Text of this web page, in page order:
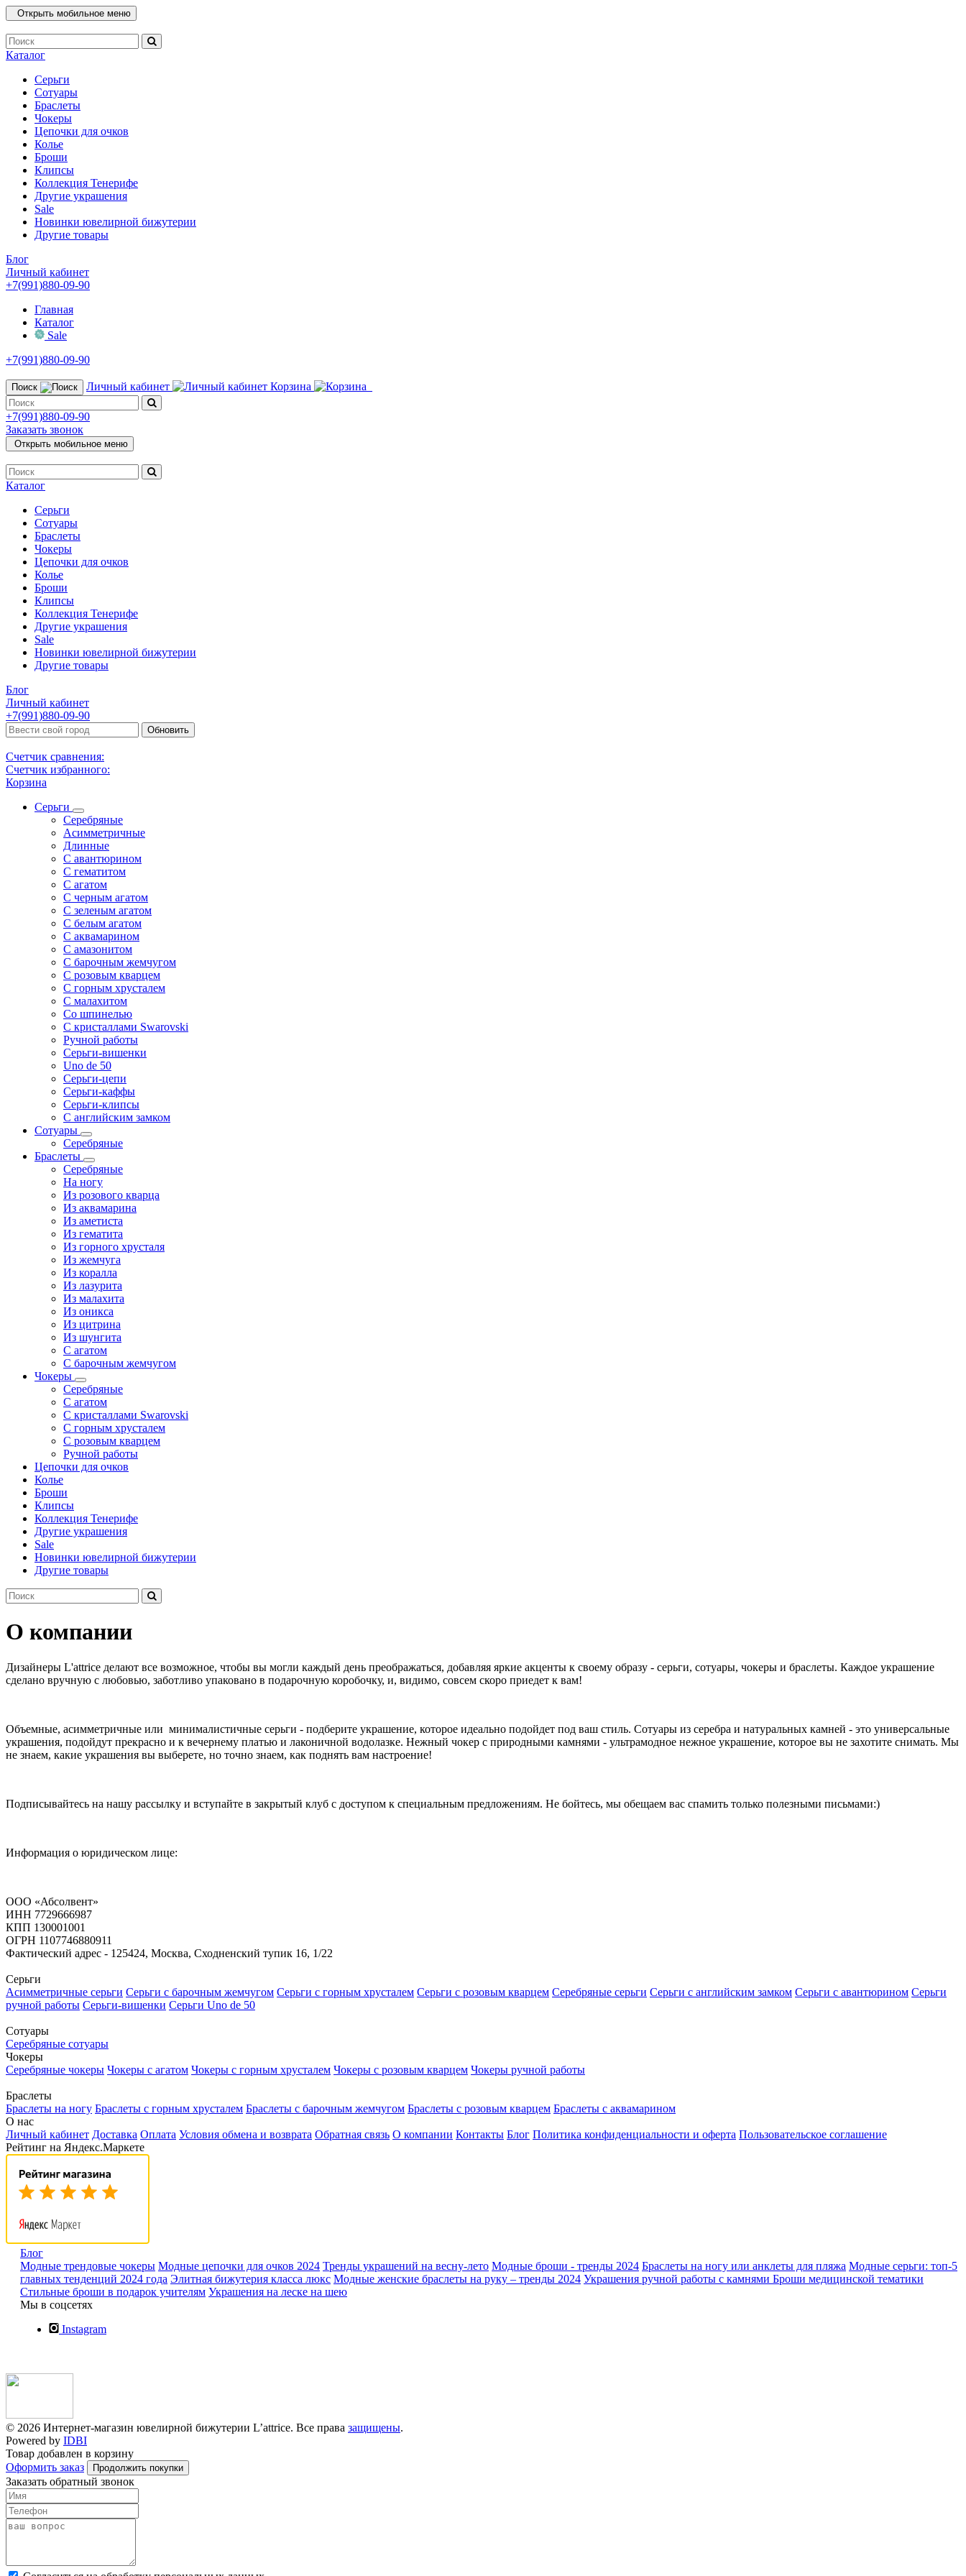
Открыть мобильное меню
Каталог
Серьги
Сотуары
Браслеты
Чокеры
Цепочки для очков
Колье
Броши
Клипсы
Коллекция Тенерифе
Другие украшения
Sale
Новинки ювелирной бижутерии
Другие товары
Блог
Личный кабинет
+7(991)880-09-90
Главная
Каталог
Sale
+7(991)880-09-90
Поиск Личный кабинет Корзина
+7(991)880-09-90
Заказать звонок
Открыть мобильное меню
Каталог
Серьги
Сотуары
Браслеты
Чокеры
Цепочки для очков
Колье
Броши
Клипсы
Коллекция Тенерифе
Другие украшения
Sale
Новинки ювелирной бижутерии
Другие товары
Блог
Личный кабинет
+7(991)880-09-90
Обновить
Счетчик сравнения:
Счетчик избранного:
Корзина
Серьги
Серебряные
Асимметричные
Длинные
С авантюрином
С гематитом
С агатом
С черным агатом
С зеленым агатом
С белым агатом
С аквамарином
С амазонитом
С барочным жемчугом
С розовым кварцем
С горным хрусталем
С малахитом
Со шпинелью
С кристаллами Swarovski
Ручной работы
Серьги-вишенки
Uno de 50
Серьги-цепи
Серьги-каффы
Серьги-клипсы
С английским замком
Сотуары
Серебряные
Браслеты
Серебряные
На ногу
Из розового кварца
Из аквамарина
Из аметиста
Из гематита
Из горного хрусталя
Из жемчуга
Из коралла
Из лазурита
Из малахита
Из оникса
Из цитрина
Из шунгита
С агатом
С барочным жемчугом
Чокеры
Серебряные
С агатом
С кристаллами Swarovski
С горным хрусталем
С розовым кварцем
Ручной работы
Цепочки для очков
Колье
Броши
Клипсы
Коллекция Тенерифе
Другие украшения
Sale
Новинки ювелирной бижутерии
Другие товары
О компании
Дизайнеры L'attrice делают все возможное, чтобы вы могли каждый день преображаться, добавляя яркие акценты к своему образу - серьги, сотуары, чокеры и браслеты. Каждое украшение
сделано вручную с любовью, заботливо упаковано в подарочную коробочку, и, видимо, совсем скоро приедет к вам!
Объемные, асимметричные или минималистичные серьги - подберите украшение, которое идеально подойдет под ваш стиль. Сотуары из серебра и натуральных камней - это универсальные
украшения, подойдут прекрасно и к вечернему платью и лаконичной водолазке. Нежный чокер с природными камнями - ультрамодное нежное украшение, которое вы не захотите снимать. Мы
не знаем, какие украшения вы выберете, но точно знаем, как поднять вам настроение!
Подписывайтесь на нашу рассылку и вступайте в закрытый клуб с доступом к специальным предложениям. Не бойтесь, мы обещаем вас спамить только полезными письмами:)
Информация о юридическом лице:
ООО «Абсолвент»
ИНН 7729666987
КПП 130001001
ОГРН 1107746880911
Фактический адрес - 125424, Москва, Сходненский тупик 16, 1/22
Серьги
Асимметричные серьги Серьги с барочным жемчугом Серьги с горным хрусталем Серьги с розовым кварцем Серебряные серьги Серьги с английским замком Серьги с авантюрином Серьги
ручной работы Серьги-вишенки Серьги Uno de 50
Сотуары
Серебряные сотуары
Чокеры
Серебряные чокеры Чокеры с агатом Чокеры с горным хрусталем Чокеры с розовым кварцем Чокеры ручной работы
Браслеты
Браслеты на ногу Браслеты с горным хрусталем Браслеты с барочным жемчугом Браслеты с розовым кварцем Браслеты с аквамарином
О нас
Личный кабинет Доставка Оплата Условия обмена и возврата Обратная связь О компании Контакты Блог Политика конфиденциальности и оферта Пользовательское соглашение
Рейтинг на Яндекс.Маркете
Блог
Модные трендовые чокеры Модные цепочки для очков 2024 Тренды украшений на весну-лето Модные броши - тренды 2024 Браслеты на ногу или анклеты для пляжа Модные серьги: топ-5
главных тенденций 2024 года Элитная бижутерия класса люкс Модные женские браслеты на руку – тренды 2024 Украшения ручной работы с камнями Броши медицинской тематики
Стильные броши в подарок учителям Украшения на леске на шею
Мы в соцсетях
Instagram
© 2026 Интернет-магазин ювелирной бижутерии L’attrice. Все права защищены.
Powered by IDBI
Товар добавлен в корзину
Оформить заказ
Продолжить покупки
Заказать обратный звонок